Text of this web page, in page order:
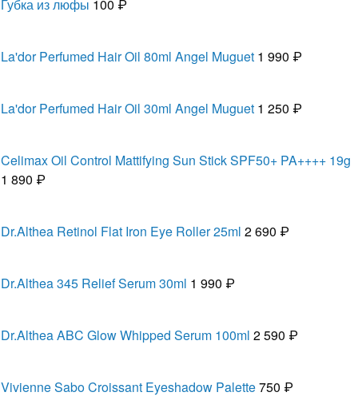
Губка из люфы 100 ₽
La'dor Perfumed Hair Oil 80ml Angel Muguet 1 990 ₽
La'dor Perfumed Hair Oil 30ml Angel Muguet 1 250 ₽
Celimax Oil Control Mattifying Sun Stick SPF50+ PA++++ 19g
1 890 ₽
Dr.Althea Retinol Flat Iron Eye Roller 25ml 2 690 ₽
Dr.Althea 345 Relief Serum 30ml 1 990 ₽
Dr.Althea ABC Glow Whipped Serum 100ml 2 590 ₽
Vivienne Sabo Croissant Eyeshadow Palette750 ₽